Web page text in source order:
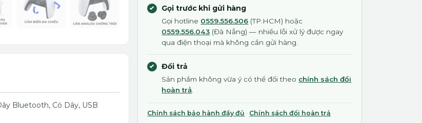
Gọi trước khi gửi hàng
Gọi hotline 0559.556.506 (TP.HCM) hoặc
0559.556.043 (Đà Nẵng) — nhiều lỗi xử lý được ngay
qua điện thoại mà không cần gửi hàng.
Đổi trả
Sản phẩm không vừa ý có thể đổi theo chính sách đổi
hoàn trả
Chính sách bảo hành đầy đủ · Chính sách đổi hoàn trả
Bluetooth, Có Dây, USB